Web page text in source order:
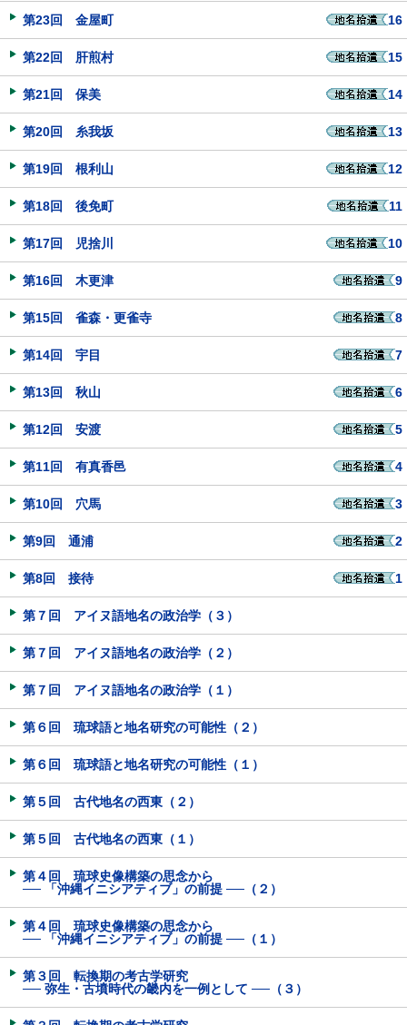
第23回 金屋町 16
第22回 肝煎村 15
第21回 保美 14
第20回 糸我坂 13
第19回 根利山 12
第18回 後免町 11
第17回 児捨川 10
第16回 木更津 9
第15回 雀森・更雀寺 8
第14回 宇目 7
第13回 秋山 6
第12回 安渡 5
第11回 有真香邑 4
第10回 穴馬 3
第9回 通浦 2
第8回 接待 1
第７回 アイヌ語地名の政治学（３）
第７回 アイヌ語地名の政治学（２）
第７回 アイヌ語地名の政治学（１）
第６回 琉球語と地名研究の可能性（２）
第６回 琉球語と地名研究の可能性（１）
第５回 古代地名の西東（２）
第５回 古代地名の西東（１）
第４回 琉球史像構築の思念から
── 「沖縄イニシアティブ」の前提 ──（２）
第４回 琉球史像構築の思念から
── 「沖縄イニシアティブ」の前提 ──（１）
第３回 転換期の考古学研究
── 弥生・古墳時代の畿内を一例として ──（３）